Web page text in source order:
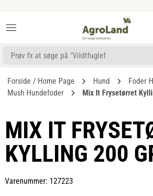
Forside / Home Page Hund
Foder
Mush Hundefoder
Mix It Frysetørret
MIX IT
KYLLING 200
Varenummer: 127223